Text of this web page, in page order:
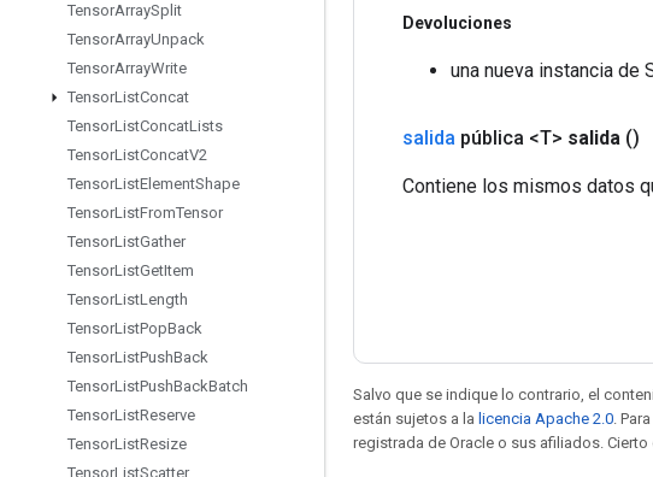
TensorArraySplit
TensorArrayUnpack
TensorArrayWrite
TensorListConcat
TensorListConcatLists
TensorListConcatV2
TensorListElementShape
TensorListFromTensor
TensorListGather
TensorListGetItem
TensorListLength
TensorListPopBack
TensorListPushBack
TensorListPushBackBatch
TensorListReserve
TensorListResize
TensorListScatter
Devoluciones
una nueva instancia de
salida pública <T> salida ()
Contiene los mismos datos
Salvo que se indique lo contrario, el
están sujetos a la licencia Apache 2.0 .
registrada de Oracle o sus afiliados.